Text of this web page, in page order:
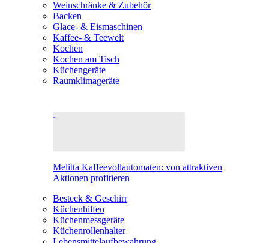
Weinschränke & Zubehör
Backen
Glace- & Eismaschinen
Kaffee- & Teewelt
Kochen
Kochen am Tisch
Küchengeräte
Raumklimageräte
Melitta Kaffeevollautomaten: von attraktiven
Aktionen profitieren
Besteck & Geschirr
Küchenhilfen
Küchenmessgeräte
Küchenrollenhalter